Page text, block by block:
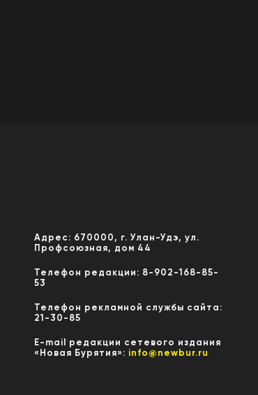
Адрес: 670000, г. Улан-Удэ, ул.
Профсоюзная, дом 44
Телефон редакции: 8-902-168-85-
53
Телефон рекламной службы сайта:
21-30-85
E-mail редакции сетевого издания
«Новая Бурятия»: info@newbur.ru